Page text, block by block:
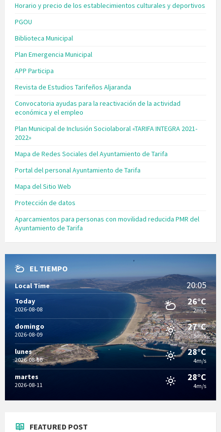
Horario y precio de los establecimientos culturales y deportivos
PGOU
Biblioteca Municipal
Plan Emergencia Municipal
APP Participa
Revista de Estudios Tarifeños Aljaranda
Convocatoria ayudas para la reactivación de la actividad
económica y el empleo
Plan Municipal de Inclusión Sociolaboral «TARIFA INTEGRA 2021-
2022»
Mapa de Redes Sociales del Ayuntamiento de Tarifa
Portal del personal Ayuntamiento de Tarifa
Mapa del Sitio Web
Protección de datos
Aparcamientos para personas con movilidad reducida PMR del
Ayuntamiento de Tarifa
EL TIEMPO
Local Time 20:05
Today
2026-08-08
26°C
2m/s
domingo
2026-08-09
27°C
5m/s
lunes
2026-08-10
28°C
4m/s
martes
2026-08-11
28°C
4m/s
FEATURED POST